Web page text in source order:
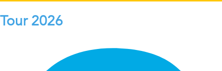
Tour 2026